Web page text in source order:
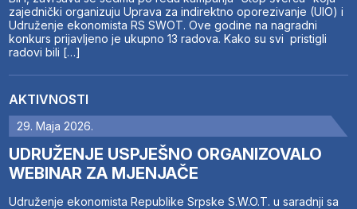
zajednički organizuju Uprava za indirektno oporezivanje (UIO) i
Udruženje ekonomista RS SWOT. Ove godine na nagradni
konkurs prijavljeno je ukupno 13 radova. Kako su svi pristigli
radovi bili […]
AKTIVNOSTI
29. Maja 2026.
UDRUŽENJE USPJEŠNO ORGANIZOVALO
WEBINAR ZA MJENJAČE
Udruženje ekonomista Republike Srpske S.W.O.T. u saradnji sa